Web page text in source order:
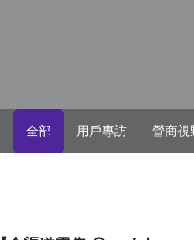
全部 用戶專訪 營商視